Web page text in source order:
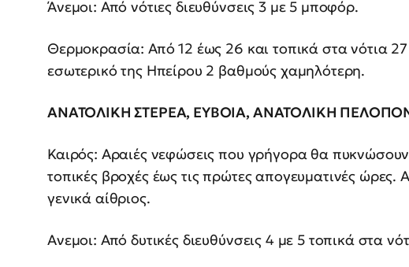
Άνεμοι: Από νότιες διευθύνσεις 3 με 5 μποφόρ.
Θερμοκρασία: Από 12 έως 26 και τοπικά στα νότια
εσωτερικό της Ηπείρου 2 βαθμούς χαμηλότερη.
ΑΝΑΤΟΛΙΚΗ ΣΤΕΡΕΑ, ΕΥΒΟΙΑ, ΑΝΑΤΟΛΙΚΗ
Καιρός: Αραιές νεφώσεις που γρήγορα θα
τοπικές βροχές έως τις πρώτες απογευματινές
γενικά αίθριος.
Ανεμοι: Από δυτικές διευθύνσεις 4 με 5 τοπικά στα